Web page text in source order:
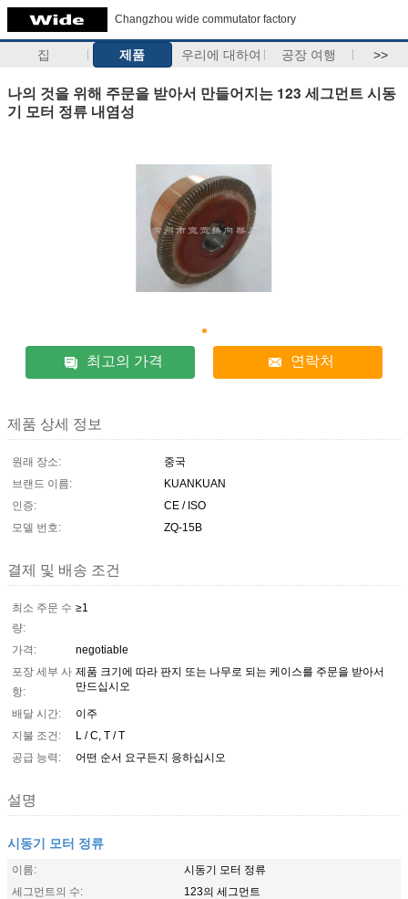
Changzhou wide commutator factory
집 제품 우리에 대하여 공장 여행 >>
나의 것을 위해 주문을 받아서 만들어지는 123 세그먼트 시동
기 모터 정류 내염성
최고의 가격 연락처
제품 상세 정보
원래 장소:
중국
브랜드 이름:
KUANKUAN
인증:
CE / ISO
모델 번호:
ZQ-15B
결제 및 배송 조건
최소 주문 수
량:
≥1
가격:
negotiable
포장 세부 사
항:
제품 크기에 따라 판지 또는 나무로 되는 케이스를 주문을 받아서
만드십시오
배달 시간:
이주
지불 조건:
L / C, T / T
공급 능력:
어떤 순서 요구든지 응하십시오
설명
시동기 모터 정류
이름:
시동기 모터 정류
세그먼트의 수:
123의 세그먼트